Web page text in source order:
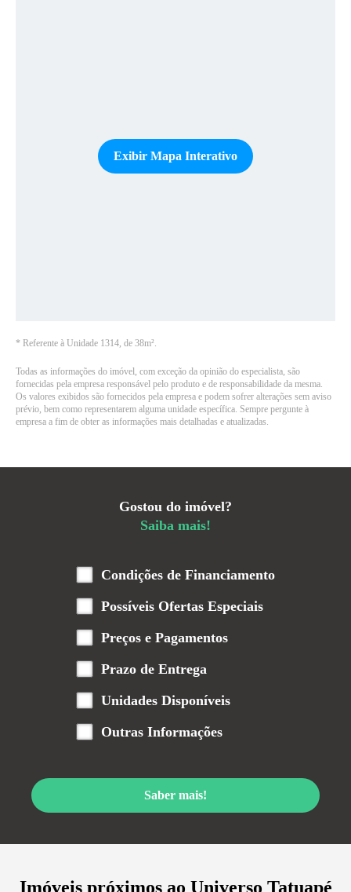
Exibir Mapa Interativo
* Referente à Unidade 1314, de 38m².
Todas as informações do imóvel, com exceção da opinião do especialista, são
fornecidas pela empresa responsável pelo produto e de responsabilidade da mesma.
Os valores exibidos são fornecidos pela empresa e podem sofrer alterações sem aviso
prévio, bem como representarem alguma unidade específica. Sempre pergunte à
empresa a fim de obter as informações mais detalhadas e atualizadas.
Gostou do imóvel?
Saiba mais!
Condições de Financiamento
Possíveis Ofertas Especiais
Preços e Pagamentos
Prazo de Entrega
Unidades Disponíveis
Outras Informações
Saber mais!
Imóveis próximos ao Universo Tatuapé